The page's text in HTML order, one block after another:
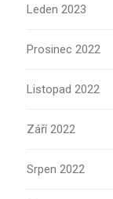
Leden 2023
Prosinec 2022
Listopad 2022
Září 2022
Srpen 2022